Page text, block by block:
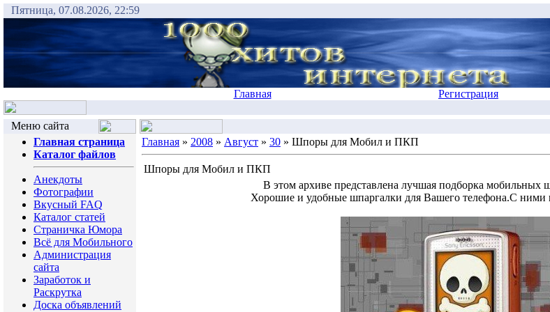
Пятница, 07.08.2026, 22:59
Главная Регистрация
Меню сайта
Главная страница
Каталог файлов
Анекдоты
Фотографии
Вкусный FAQ
Каталог статей
Страничка Юмора
Всё для Мобильного
Администрация
сайта
Заработок и
Раскрутка
Доска объявлений
Главная » 2008 » Август » 30 » Шпоры для Мобил и ПКП
Шпоры для Мобил и ПКП
В этом архиве представлена лучшая подборка мобильных
Хорошие и удобные шпаргалки для Вашего телефона.С ними